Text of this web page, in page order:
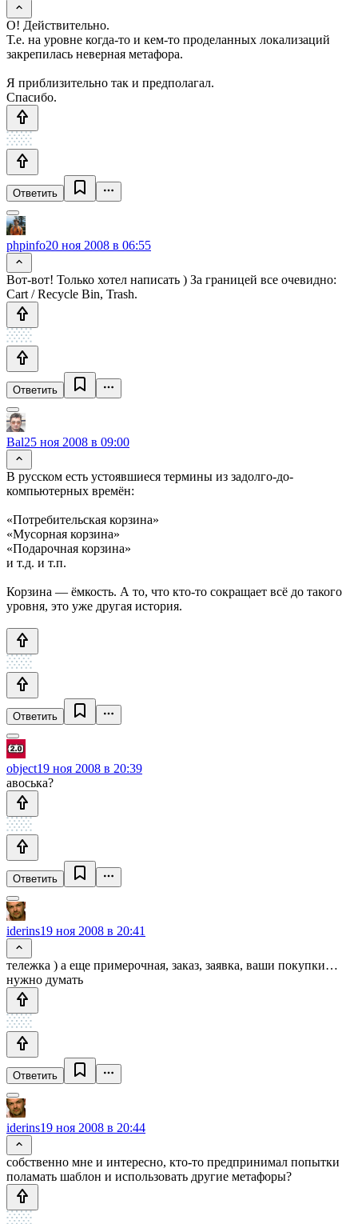
О! Действительно.
Т.е. на уровне когда-то и кем-то проделанных локализаций
закрепилась неверная метафора.
Я приблизительно так и предполагал.
Спасибо.
Ответить
phpinfo20 ноя 2008 в 06:55
Вот-вот! Только хотел написать ) За границей все очевидно:
Cart / Recycle Bin, Trash.
Ответить
Bal25 ноя 2008 в 09:00
В русском есть устоявшиеся термины из задолго-до-
компьютерных времён:
«Потребительская корзина»
«Мусорная корзина»
«Подарочная корзина»
и т.д. и т.п.
Корзина — ёмкость. А то, что кто-то сокращает всё до такого
уровня, это уже другая история.
Ответить
object19 ноя 2008 в 20:39
авоська?
Ответить
iderins19 ноя 2008 в 20:41
тележка ) а еще примерочная, заказ, заявка, ваши покупки…
нужно думать
Ответить
iderins19 ноя 2008 в 20:44
собственно мне и интересно, кто-то предпринимал попытки
поламать шаблон и использовать другие метафоры?